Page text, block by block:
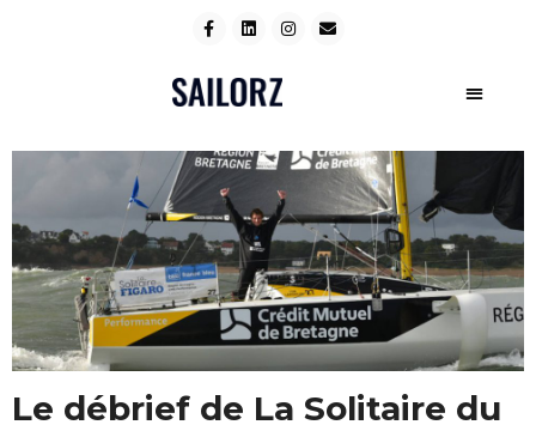
Le débrief de La Solitaire du